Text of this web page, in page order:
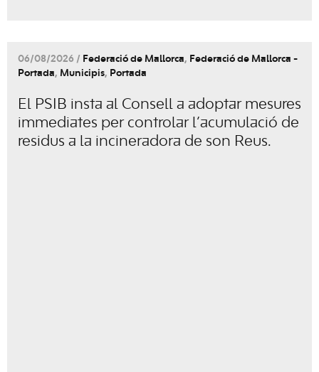
06/08/2026 / Federació de Mallorca, Federació de Mallorca -
Portada, Municipis, Portada
El PSIB insta al Consell a adoptar mesures
immediates per controlar l’acumulació de
residus a la incineradora de son Reus.